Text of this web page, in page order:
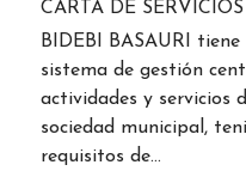
CARTA DE SERVICIOS
BIDEBI BASAURI
sistema de gestión
actividades y servicios
sociedad municipal,
requisitos de…